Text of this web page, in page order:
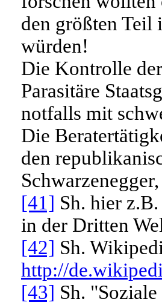
den größten Teil
würden!
Die Kontrolle
Parasitäre
notfalls mit
Die
den
[41] Sh. hier
in der Dritten
[42] Sh.
http://
[43] Sh.